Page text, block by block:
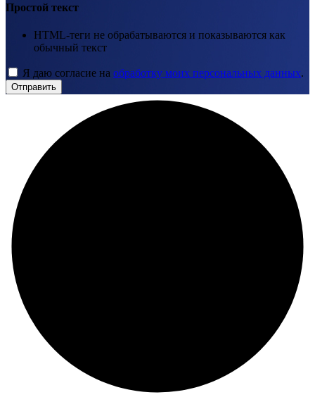
Простой текст
HTML-теги не обрабатываются и показываются как
обычный текст
Я даю согласие на обработку моих персональных данных.
Отправить